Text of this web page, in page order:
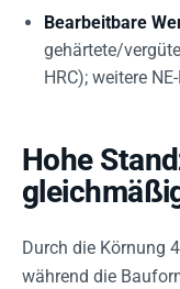
Bearbeitbare
gehärtete/
HRC); weitere
Hohe
Durch die Körnung
während die